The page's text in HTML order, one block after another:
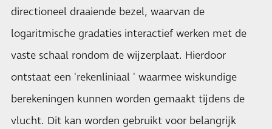
directioneel draaiende bezel, waarvan de
logaritmische gradaties interactief werken met de
vaste schaal rondom de wijzerplaat. Hierdoor
ontstaat een 'rekenliniaal ' waarmee wiskundige
berekeningen kunnen worden gemaakt tijdens de
vlucht. Dit kan worden gebruikt voor belangrijk